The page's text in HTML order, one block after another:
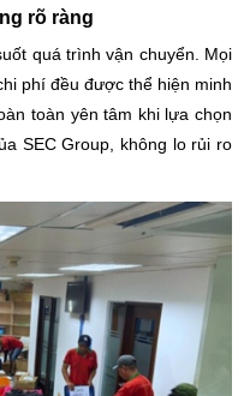
rõ ràng
quá trình vận chuyển. Mọi
phí đều được thể hiện minh
toàn yên tâm khi lựa chọn
SEC Group, không lo rủi ro